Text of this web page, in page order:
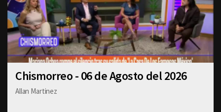
Chismorreo - 06 de Agosto del 2026
Allan Martinez